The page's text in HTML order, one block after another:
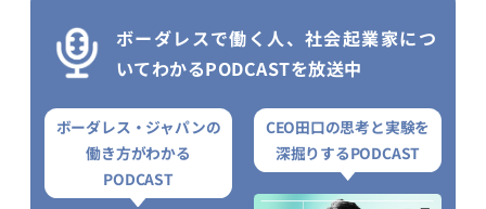
ボーダレスで働く人、社会起業家につ
いてわかるPODCASTを放送中
ボーダレス・ジャパンの
働き方がわかる
PODCAST
CEO田口の思考と実験を
深掘りするPODCAST